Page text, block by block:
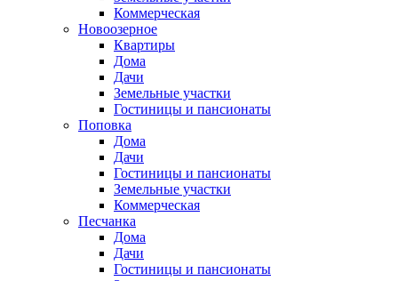
Коммерческая
Новоозерное
Квартиры
Дома
Дачи
Земельные участки
Гостиницы и пансионаты
Поповка
Дома
Дачи
Гостиницы и пансионаты
Земельные участки
Коммерческая
Песчанка
Дома
Дачи
Гостиницы и пансионаты